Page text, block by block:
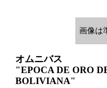
画像は
オムニバス
"EPOCA DE ORO
BOLIVIANA"